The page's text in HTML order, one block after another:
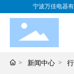
宁波万佳电器
新闻中心